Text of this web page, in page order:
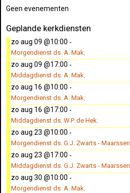
Geen evenementen
Geplande kerkdiensten
zo aug 09 @10:00 -
Morgendienst ds. A. Mak
zo aug 09 @17:00 -
Middagdienst ds. A. Mak
zo aug 16 @10:00 -
Morgendienst ds. A. Mak
zo aug 16 @17:00 -
Middagdienst ds. W.P. de Hek
zo aug 23 @10:00 -
Morgendienst ds. G.J. Zwarts - Maarssen
zo aug 23 @17:00 -
Middagdienst ds. G.J. Zwarts - Maarssen
zo aug 30 @10:00 -
Morgendienst ds. A. Mak